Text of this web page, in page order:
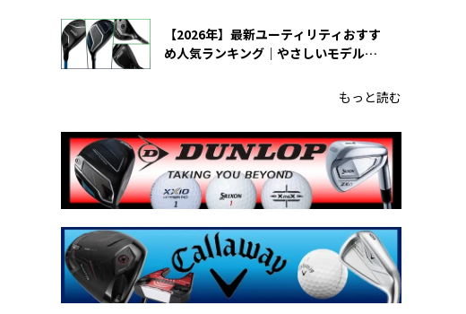
【2026年】最新ユーティリティおすす
め人気ランキング｜やさしいモデルの
もっと読む